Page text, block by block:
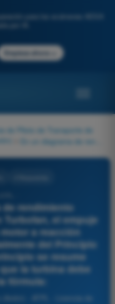
para los exámenes AESA
Empieza ahora
de Piloto de Transporte de
rendimiento
el empuje
a reacción
del Principio
se resume
la turbina debe
fórmula:
- ATPL - Licencia de